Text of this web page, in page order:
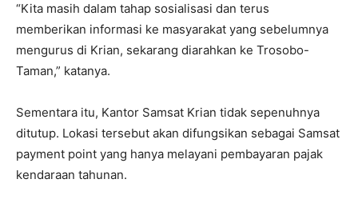
“Kita masih dalam tahap sosialisasi dan terus
memberikan informasi ke masyarakat yang sebelumnya
mengurus di Krian, sekarang diarahkan ke Trosobo-
Taman,” katanya.
Sementara itu, Kantor Samsat Krian tidak sepenuhnya
ditutup. Lokasi tersebut akan difungsikan sebagai Samsat
payment point yang hanya melayani pembayaran pajak
kendaraan tahunan.